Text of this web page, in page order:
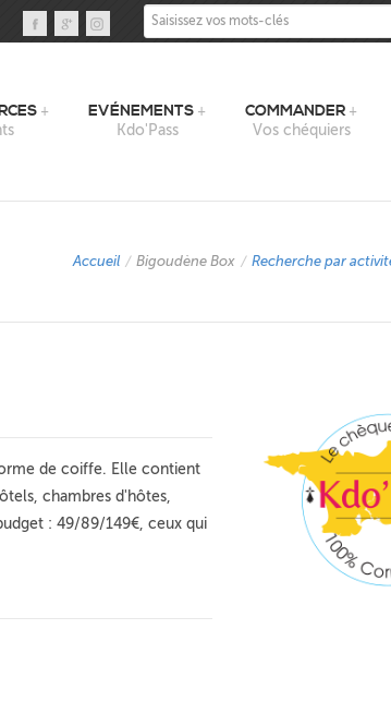
Saisissez vos mots-clés
EVÉNEMENTS
Kdo'Pass
COMMANDER
Vos chéquiers
Accueil / Bigoudène Box / Recherche par
de coiffe. Elle contient
chambres d'hôtes,
: 49/89/149€, ceux qui